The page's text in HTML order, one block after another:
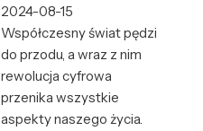
2024-08-15
Współczesny świat pędzi
do przodu, a wraz z nim
rewolucja cyfrowa
przenika wszystkie
aspekty naszego życia.